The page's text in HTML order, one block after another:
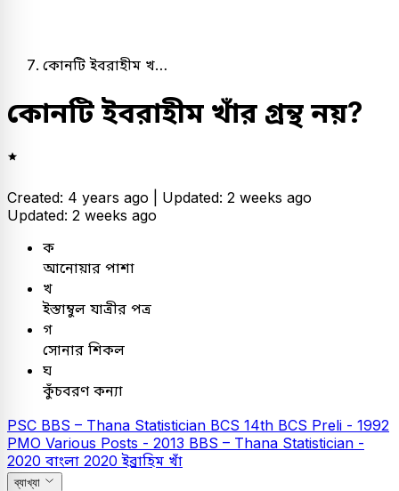
কোনটি ইবরাহীম খ…
কোনটি ইবরাহীম খাঁর গ্রন্থ নয়?
Created: 4 years ago | Updated: 2 weeks ago
Updated: 2 weeks ago
ক
আনোয়ার পাশা
খ
ইস্তাম্বুল যাত্রীর পত্র
গ
সোনার শিকল
ঘ
কুঁচবরণ কন্যা
PSC BBS – Thana Statistician BCS 14th BCS Preli - 1992
PMO Various Posts - 2013 BBS – Thana Statistician -
2020 বাংলা 2020ইব্রাহিম খাঁ
ব্যাখ্যা